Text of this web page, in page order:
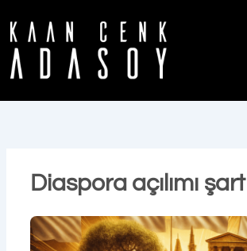
atla
Diaspora açılımı şart